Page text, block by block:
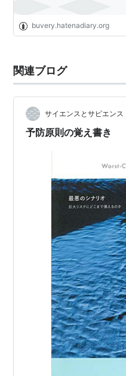
buvery.hatenadiary.org
関連ブログ
サイエンスとサピエンス
予防原則の覚え書き